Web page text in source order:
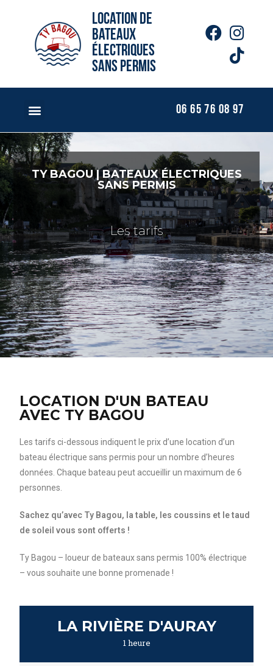
Location de
bateaux
électriques
sans permis
06 65 76 08 97
TY BAGOU | BATEAUX ÉLECTRIQUES
SANS PERMIS
Les tarifs
LOCATION D'UN BATEAU
AVEC TY BAGOU
Les tarifs ci-dessous indiquent le prix d’une location d’un
bateau électrique sans permis pour un nombre d’heures
données. Chaque bateau peut accueillir un maximum de 6
personnes.
Sachez qu’avec Ty Bagou, la table, les coussins et le taud
de soleil vous sont offerts !
Ty Bagou – loueur de bateaux sans permis 100% électrique
– vous souhaite une bonne promenade !
LA RIVIÈRE D'AURAY
1 heure